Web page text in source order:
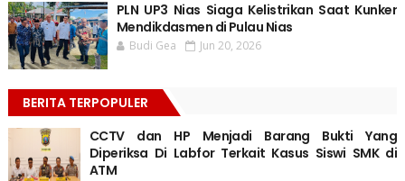
PLN UP3 Nias Siaga Kelistrikan Saat Kunker
Mendikdasmen di Pulau Nias
Budi Gea Jun 20, 2026
BERITA TERPOPULER
CCTV dan HP Menjadi Barang Bukti Yang
Diperiksa Di Labfor Terkait Kasus Siswi SMK di
ATM